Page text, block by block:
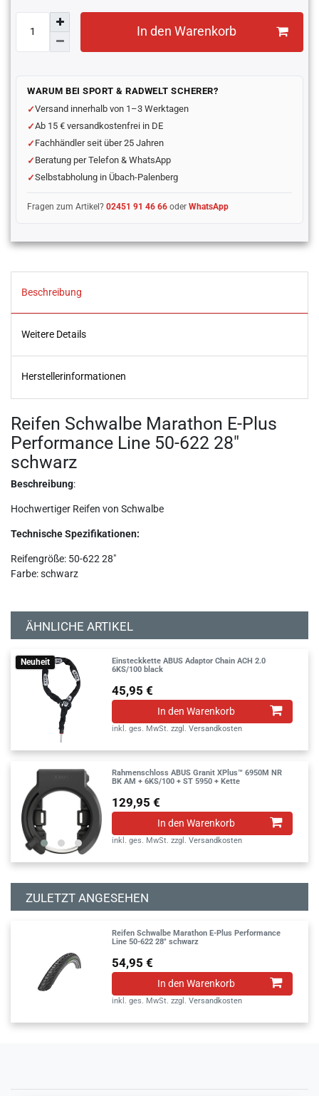
In den Warenkorb
WARUM BEI SPORT & RADWELT SCHERER?
Versand innerhalb von 1–3 Werktagen
Ab 15 € versandkostenfrei in DE
Fachhändler seit über 25 Jahren
Beratung per Telefon & WhatsApp
Selbstabholung in Übach-Palenberg
Fragen zum Artikel?02451 91 46 66 oderWhatsApp
Beschreibung
Weitere Details
Herstellerinformationen
Reifen Schwalbe Marathon E-Plus
Performance Line 50-622 28"
schwarz
Beschreibung:
Hochwertiger Reifen von Schwalbe
Technische Spezifikationen:
Reifengröße: 50-622 28"
Farbe: schwarz
ÄHNLICHE ARTIKEL
Neuheit
Einsteckkette ABUS Adaptor Chain ACH 2.0
6KS/100 black
45,95 €
In den Warenkorb
inkl. ges. MwSt. zzgl.Versandkosten
Rahmenschloss ABUS Granit XPlus™ 6950M NR
BK AM + 6KS/100 + ST 5950 + Kette
129,95 €
In den Warenkorb
inkl. ges. MwSt. zzgl.Versandkosten
ZULETZT ANGESEHEN
Reifen Schwalbe Marathon E-Plus Performance
Line 50-622 28" schwarz
54,95 €
In den Warenkorb
inkl. ges. MwSt. zzgl.Versandkosten